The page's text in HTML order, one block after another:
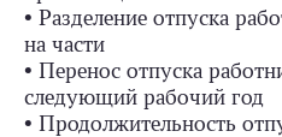
• Разделение отпуска
на части
• Перенос отпуска
следующий рабочий год
• Продолжительность